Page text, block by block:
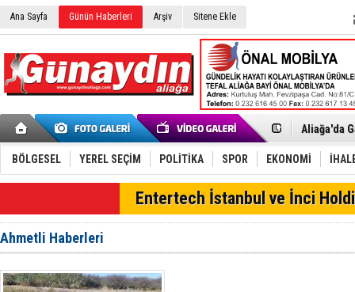
Ana Sayfa Günün Haberleri Arşiv Sitene Ekle
Menemen
Furkan
Chp
AK Parti
SOCAR
Trafiği
Alto,
Chp
BÖLGESEL YEREL SEÇİM POLİTİKA SPOR EKONOMİ
Entertech İstanbul ve İnci
Ahmetli Haberleri